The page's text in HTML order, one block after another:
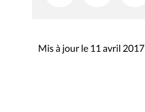
Mis à jour le 11 avril 2017